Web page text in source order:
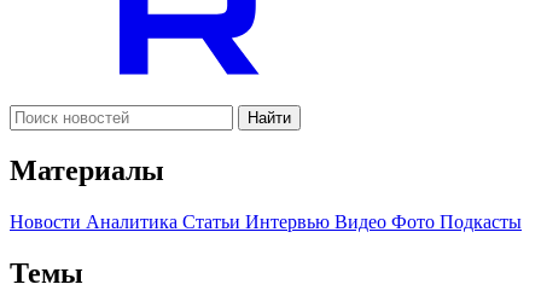
Найти
Материалы
Новости Аналитика Статьи Интервью Видео Фото Подкасты
Темы